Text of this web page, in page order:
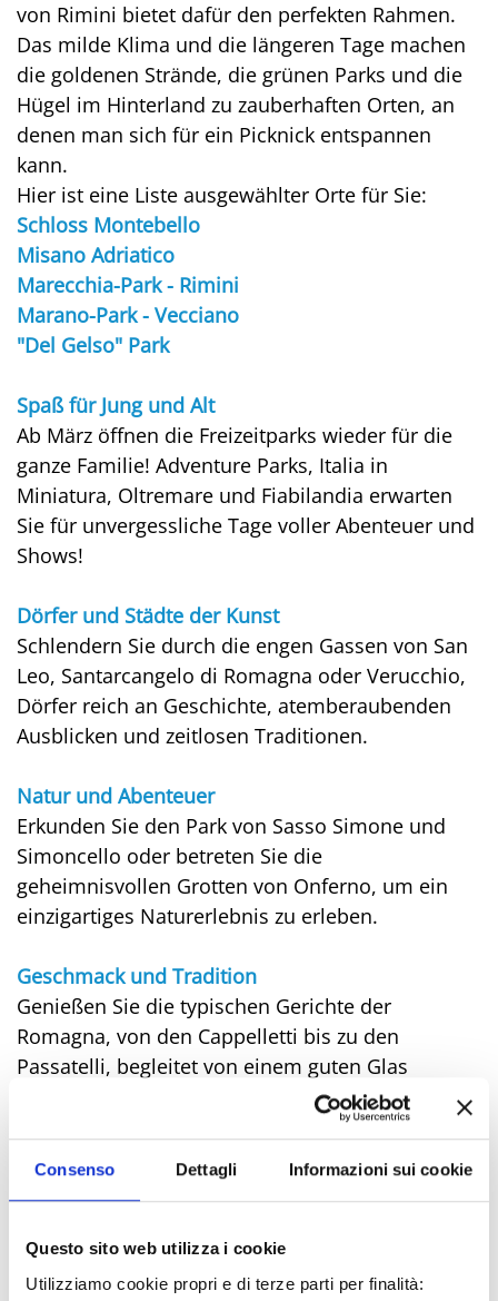
Consenso Dettagli Informazioni sui cookie
Questo sito web utilizza i cookie
Utilizziamo cookie propri e di terze parti per finalità:
von Rimini bietet dafür den perfekten Rahmen.
Das milde Klima und die längeren Tage machen
die goldenen Strände, die grünen Parks und die
Hügel im Hinterland zu zauberhaften Orten, an
denen man sich für ein Picknick entspannen
kann.
Hier ist eine Liste ausgewählter Orte für Sie:
Schloss Montebello
Misano Adriatico
Marecchia-Park - Rimini
Marano-Park - Vecciano
"Del Gelso" Park
Spaß für Jung und Alt
Ab März öffnen die Freizeitparks wieder für die
ganze Familie! Adventure Parks, Italia in
Miniatura, Oltremare und Fiabilandia erwarten
Sie für unvergessliche Tage voller Abenteuer und
Shows!
Dörfer und Städte der Kunst
Schlendern Sie durch die engen Gassen von San
Leo, Santarcangelo di Romagna oder Verucchio,
Dörfer reich an Geschichte, atemberaubenden
Ausblicken und zeitlosen Traditionen.
Natur und Abenteuer
Erkunden Sie den Park von Sasso Simone und
Simoncello oder betreten Sie die
geheimnisvollen Grotten von Onferno, um ein
einzigartiges Naturerlebnis zu erleben.
Geschmack und Tradition
Genießen Sie die typischen Gerichte der
Romagna, von den Cappelletti bis zu den
Passatelli, begleitet von einem guten Glas
Sangiovese in den Landgasthöfen und
2025 ist das perfekte Jahr, um die authentische
Romagna zu entdecken! Planen Sie Ihre Reise
zwischen Meer, Kultur und gutem Essen.